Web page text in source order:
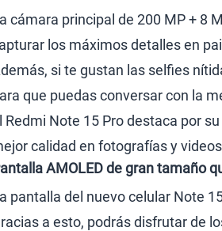
cámara principal de 200 MP + 8
los máximos detalles en
si te gustan las selfies
que puedas conversar con la
Redmi Note 15 Pro destaca por
calidad en fotografías y
AMOLED de gran tamaño
pantalla del nuevo celular Note
a esto, podrás disfrutar de